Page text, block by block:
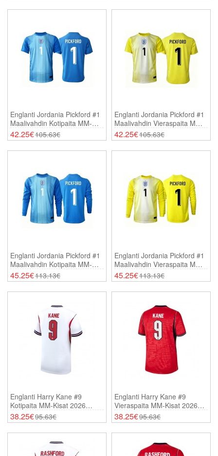
Englanti Jordania Pickford #1
Maalivahdin Kotipaita MM-
Kisat 2026 Lyhythihainen
42.25€105.63€
Englanti Jordania Pickford #1
Maalivahdin Vieraspaita MM-
Kisat 2026 Lyhythihainen
42.25€105.63€
Englanti Jordania Pickford #1
Maalivahdin Kotipaita MM-
Kisat 2026 Pitkähihainen
45.25€113.13€
Englanti Jordania Pickford #1
Maalivahdin Vieraspaita MM-
Kisat 2026 Pitkähihainen
45.25€113.13€
Englanti Harry Kane #9
Kotipaita MM-Kisat 2026
Lyhythihainen
38.25€95.63€
Englanti Harry Kane #9
Vieraspaita MM-Kisat 2026
Lyhythihainen
38.25€95.63€